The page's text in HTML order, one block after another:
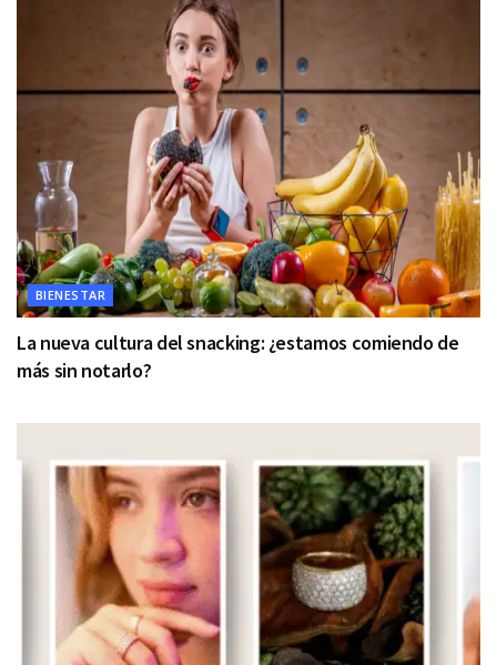
BIENESTAR
La nueva cultura del snacking: ¿estamos comiendo de
más sin notarlo?